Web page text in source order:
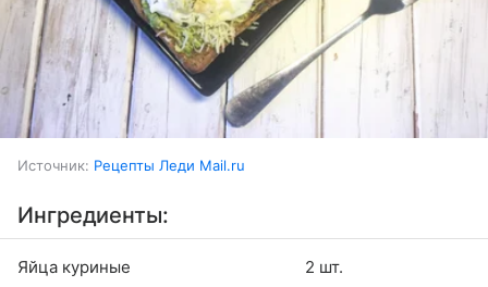
Источник: Рецепты Леди Mail.ru
Ингредиенты:
Яйца куриные 2 шт.